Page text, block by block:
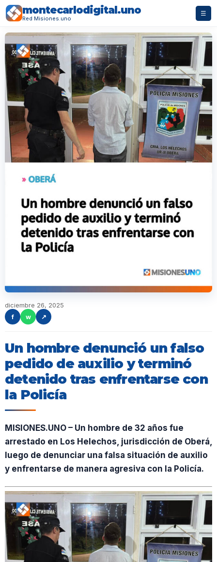
montecarlodigital.uno
Red Misiones.uno
☰
diciembre 26, 2025
f
w ↗
Un hombre denunció un falso
pedido de auxilio y terminó
detenido tras enfrentarse con
la Policía
MISIONES.UNO – Un hombre de 32 años fue
arrestado en Los Helechos, jurisdicción de Oberá,
luego de denunciar una falsa situación de auxilio
y enfrentarse de manera agresiva con la Policía.